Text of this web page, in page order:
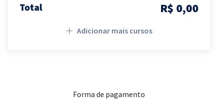
Total R$ 0,00
Adicionar mais cursos
Forma de pagamento